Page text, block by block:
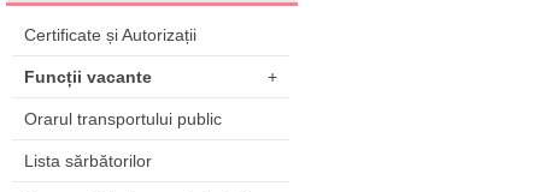
Certificate și Autorizații
Funcții vacante +
Orarul transportului public
Lista sărbătorilor